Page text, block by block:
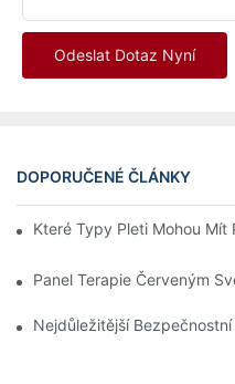
Odeslat Dotaz Nyní
DOPORUČENÉ ČLÁNKY
Které Typy Pleti Mohou Mít
Panel Terapie Červeným
Nejdůležitější